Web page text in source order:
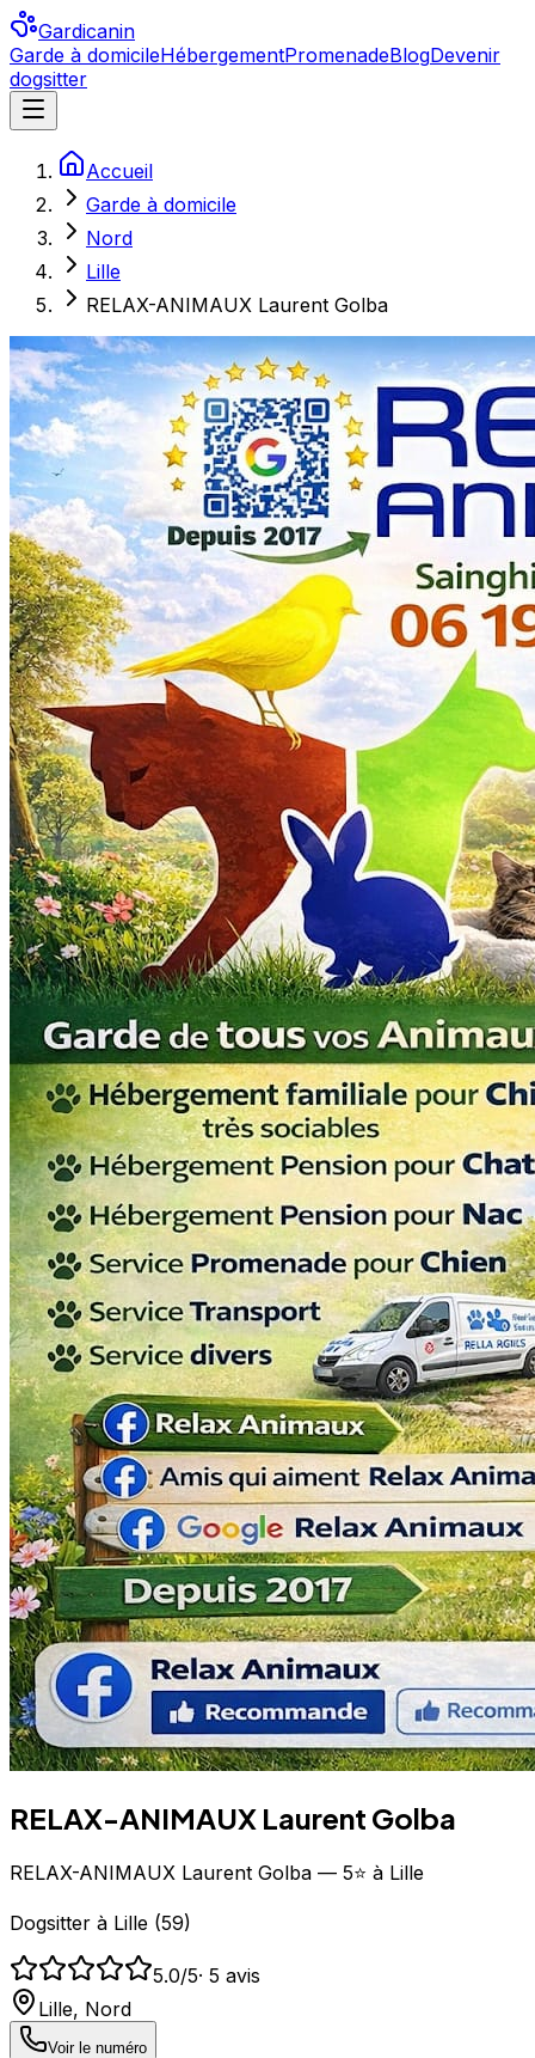
Gardicanin
Garde à domicileHébergementPromenadeBlogDevenir
dogsitter
Accueil
Garde à domicile
Nord
Lille
RELAX-ANIMAUX Laurent Golba
RELAX-ANIMAUX Laurent Golba
RELAX-ANIMAUX Laurent Golba — 5⭐ à Lille
Dogsitter à Lille (59)
5.0/5· 5 avis
Lille, Nord
Voir le numéro